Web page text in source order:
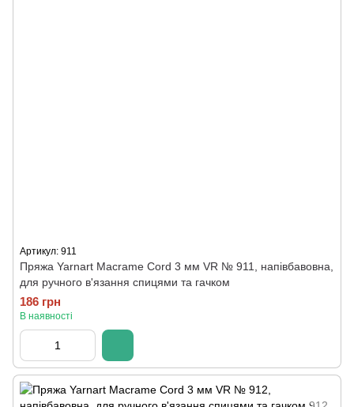
Артикул: 911
Пряжа Yarnart Macrame Cord 3 мм VR № 911, напівбавовна,
для ручного в'язання спицями та гачком
186 грн
В наявності